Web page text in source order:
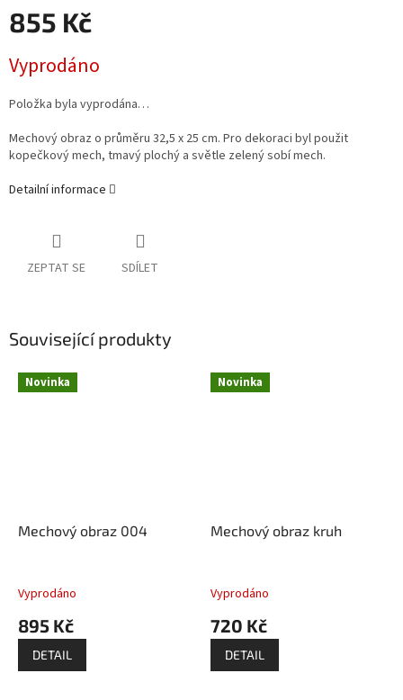
855 Kč
cena:
Vyprodáno
Položka byla vyprodána…
Mechový obraz o průměru 32,5 x 25 cm. Pro dekoraci byl použit
kopečkový mech, tmavý plochý a světle zelený sobí mech.
Detailní informace
ZEPTAT SE SDÍLET
Související produkty
Novinka
Mechový obraz 004
Vyprodáno
895 Kč
DETAIL
Novinka
Mechový obraz kruh
Vyprodáno
720 Kč
DETAIL